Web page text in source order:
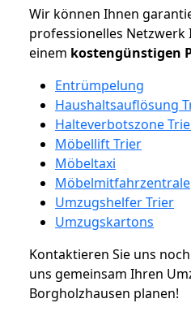
Wir können Ihnen
professionelles Netzwerk
einem kostengünstigen
Entrümpelung
Haushaltsauflösung
Halteverbotszone
Möbellift Trier
Möbeltaxi
Möbelmitfahrzentrale
Umzugshelfer Trier
Umzugskartons
Kontaktieren Sie uns
uns gemeinsam Ihren
Borgholzhausen planen!